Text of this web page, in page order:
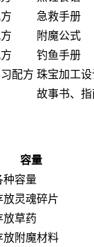
急救手册
附魔公式
钓鱼手册
配方 珠宝加工设
故事书、指
容量
种容量
放灵魂碎片
放草药
放附魔材料